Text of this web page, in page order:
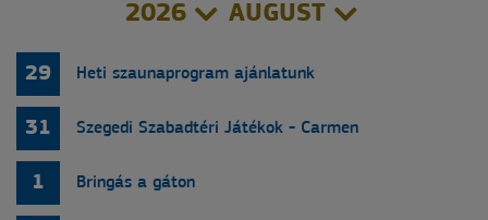
2026 AUGUST
29 Heti szaunaprogram ajánlatunk
31 Szegedi Szabadtéri Játékok - Carmen
1 Bringás a gáton